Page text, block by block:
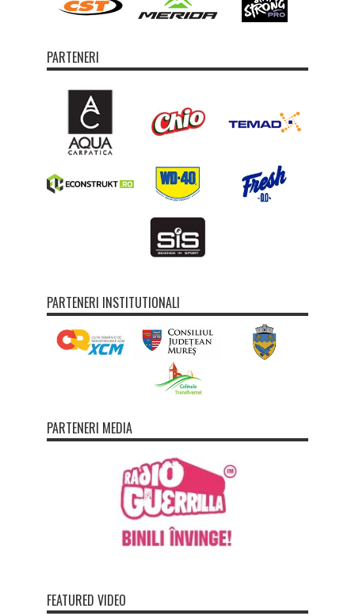
PARTENERI
PARTENERI INSTITUTIONALI
PARTENERI MEDIA
FEATURED VIDEO